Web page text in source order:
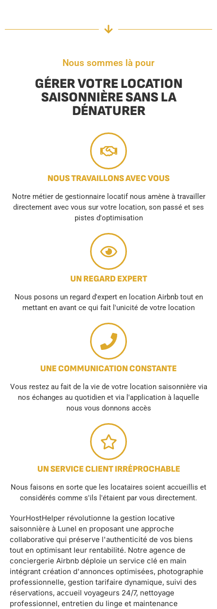
Nous sommes là pour
GÉRER VOTRE LOCATION
SAISONNIÈRE SANS LA
DÉNATURER
NOUS TRAVAILLONS AVEC VOUS
Notre métier de gestionnaire locatif nous amène à travailler
directement avec vous sur votre location, son passé et ses
pistes d'optimisation
UN REGARD EXPERT
Nous posons un regard d'expert en location Airbnb tout en
mettant en avant ce qui fait l'unicité de votre location
UNE COMMUNICATION CONSTANTE
Vous restez au fait de la vie de votre location saisonnière via
nos échanges au quotidien et via l'application à laquelle
nous vous donnons accès
UN SERVICE CLIENT IRRÉPROCHABLE
Nous faisons en sorte que les locataires soient accueillis et
considérés comme s'ils l'étaient par vous directement.
YourHostHelper révolutionne la gestion locative
saisonnière à Lunel en proposant une approche
collaborative qui préserve l'authenticité de vos biens
tout en optimisant leur rentabilité. Notre agence de
conciergerie Airbnb déploie un service clé en main
intégrant création d'annonces optimisées, photographie
professionnelle, gestion tarifaire dynamique, suivi des
réservations, accueil voyageurs 24/7, nettoyage
professionnel, entretien du linge et maintenance